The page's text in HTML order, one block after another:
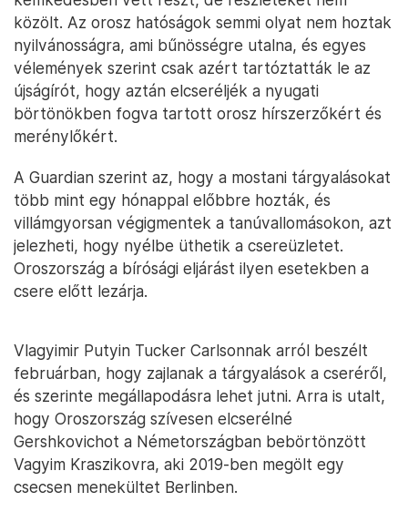
közölt. Az orosz hatóságok semmi olyat nem hoztak
nyilvánosságra, ami bűnösségre utalna, és egyes
vélemények szerint csak azért tartóztatták le az
újságírót, hogy aztán elcseréljék a nyugati
börtönökben fogva tartott orosz hírszerzőkért és
merénylőkért.
A Guardian szerint az, hogy a mostani tárgyalásokat
több mint egy hónappal előbbre hozták, és
villámgyorsan végigmentek a tanúvallomásokon, azt
jelezheti, hogy nyélbe üthetik a csereüzletet.
Oroszország a bírósági eljárást ilyen esetekben a
csere előtt lezárja.
Vlagyimir Putyin Tucker Carlsonnak arról beszélt
februárban, hogy zajlanak a tárgyalások a cseréről,
és szerinte megállapodásra lehet jutni. Arra is utalt,
hogy Oroszország szívesen elcserélné
Gershkovichot a Németországban bebörtönzött
Vagyim Kraszikovra, aki 2019-ben megölt egy
csecsen menekültet Berlinben.